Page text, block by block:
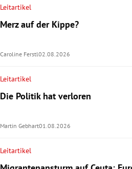
Leitartikel
Merz auf der Kippe?
Caroline Ferstl02.08.2026
Leitartikel
Die Politik hat verloren
Martin Gebhart01.08.2026
Leitartikel